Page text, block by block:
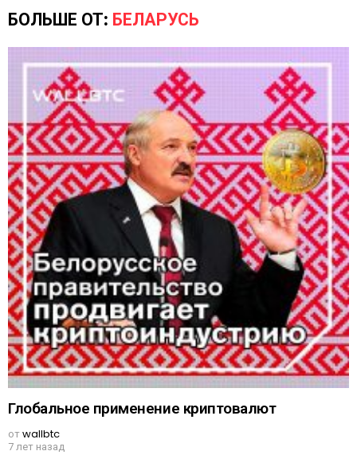
БОЛЬШЕ ОТ: БЕЛАРУСЬ
Глобальное применение криптовалют
отwallbtc
7 лет назад